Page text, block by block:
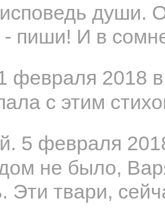
души.
- пиши! И в
февраля 2018
с этим
5 февраля
не было,
Эти твари,